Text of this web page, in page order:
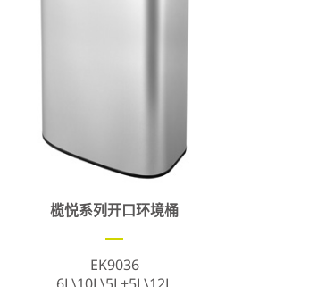
榄悦系列开口环境桶
EK9036